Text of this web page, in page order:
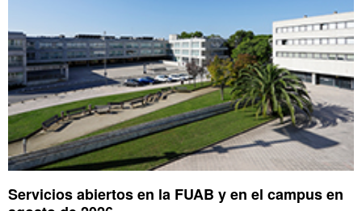
Servicios abiertos en la FUAB y en el campus en